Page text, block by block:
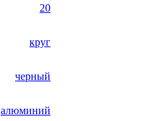
20
круг
черный
алюминий